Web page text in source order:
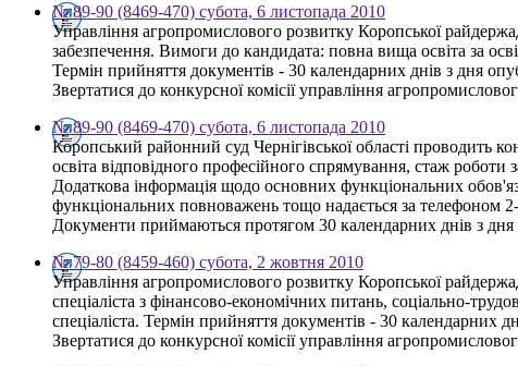
№ 89-90 (8469-470) субота, 6 листопада 2010
Управління агропромислового розвитку Коропської
забезпечення. Вимоги до кандидата: повна вища освіта за
Термін прийняття документів - 30 календарних днів з дня
Звертатися до конкурсної комісії управління
№ 89-90 (8469-470) субота, 6 листопада 2010
Коропський районний суд Чернігівської області проводить
освіта відповідного професійного спрямування, стаж
Додаткова інформація щодо основних функціональних
функціональних повноважень тощо надається за телефоном
Документи приймаються протягом 30 календарних днів з дня
№ 79-80 (8459-460) субота, 2 жовтня 2010
Управління агропромислового розвитку Коропської
спеціаліста з фінансово-економічних питань, соціально-
спеціаліста. Термін прийняття документів - 30 календарних
Звертатися до конкурсної комісії управління